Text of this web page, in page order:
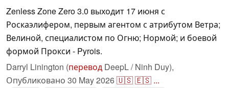
Zenless Zone Zero 3.0 выходит 17 июня с
Роскаэлифером, первым агентом с атрибутом Ветра;
Велиной, специалистом по Огню; Нормой; и боевой
формой Прокси - Pyrois.
Darryl Linington (перевод DeepL / Ninh Duy),
Опубликовано 30 May 2026🇺🇸🇪🇸 ...